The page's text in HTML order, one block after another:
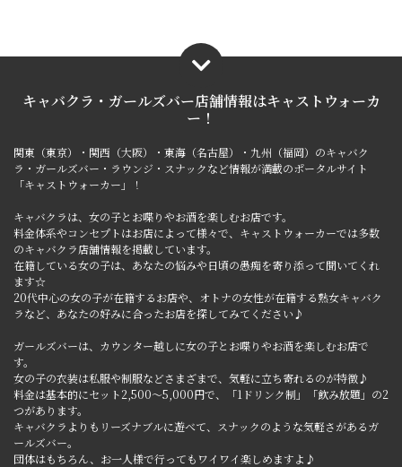
キャバクラ・ガールズバー店舗情報はキャストウォーカ
ー！
関東（東京）・関西（大阪）・東海（名古屋）・九州（福岡）のキャバク
ラ・ガールズバー・ラウンジ・スナックなど情報が満載のポータルサイト
「キャストウォーカー」！
キャバクラは、女の子とお喋りやお酒を楽しむお店です。
料金体系やコンセプトはお店によって様々で、キャストウォーカーでは多数
のキャバクラ店舗情報を掲載しています。
在籍している女の子は、あなたの悩みや日頃の愚痴を寄り添って聞いてくれ
ます☆
20代中心の女の子が在籍するお店や、オトナの女性が在籍する熟女キャバク
ラなど、あなたの好みに合ったお店を探してみてください♪
ガールズバーは、カウンター越しに女の子とお喋りやお酒を楽しむお店で
す。
女の子の衣装は私服や制服などさまざまで、気軽に立ち寄れるのが特徴♪
料金は基本的にセット2,500～5,000円で、「1ドリンク制」「飲み放題」の2
つがあります。
キャバクラよりもリーズナブルに遊べて、スナックのような気軽さがあるガ
ールズバー。
団体はもちろん、お一人様で行ってもワイワイ楽しめますよ♪